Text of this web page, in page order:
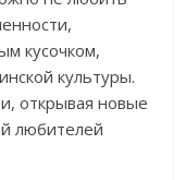
кусочком,
культуры.
открывая новые
любителей